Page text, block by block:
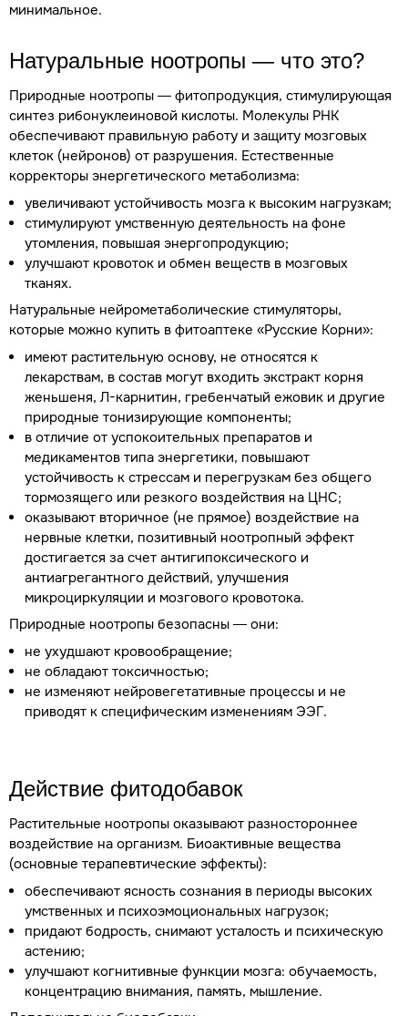
минимальное.
Натуральные ноотропы — что это?
Природные ноотропы — фитопродукция, стимулирующая
синтез рибонуклеиновой кислоты. Молекулы РНК
обеспечивают правильную работу и защиту мозговых
клеток (нейронов) от разрушения. Естественные
корректоры энергетического метаболизма:
увеличивают устойчивость мозга к высоким нагрузкам;
стимулируют умственную деятельность на фоне
утомления, повышая энергопродукцию;
улучшают кровоток и обмен веществ в мозговых
тканях.
Натуральные нейрометаболические стимуляторы,
которые можно купить в фитоаптеке «Русские Корни»:
имеют растительную основу, не относятся к
лекарствам, в состав могут входить экстракт корня
женьшеня, Л-карнитин, гребенчатый ежовик и другие
природные тонизирующие компоненты;
в отличие от успокоительных препаратов и
медикаментов типа энергетики, повышают
устойчивость к стрессам и перегрузкам без общего
тормозящего или резкого воздействия на ЦНС;
оказывают вторичное (не прямое) воздействие на
нервные клетки, позитивный ноотропный эффект
достигается за счет антигипоксического и
антиагрегантного действий, улучшения
микроциркуляции и мозгового кровотока.
Природные ноотропы безопасны — они:
не ухудшают кровообращение;
не обладают токсичностью;
не изменяют нейровегетативные процессы и не
приводят к специфическим изменениям ЭЭГ.
Действие фитодобавок
Растительные ноотропы оказывают разностороннее
воздействие на организм. Биоактивные вещества
(основные терапевтические эффекты):
обеспечивают ясность сознания в периоды высоких
умственных и психоэмоциональных нагрузок;
придают бодрость, снимают усталость и психическую
астению;
улучшают когнитивные функции мозга: обучаемость,
концентрацию внимания, память, мышление.